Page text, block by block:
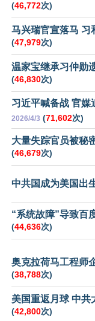
(46,772次)
马兴瑞官宣落马 习
(47,979次)
温家宝继承习仲勋
(46,830次)
习近平喊备战 官媒
2026/4/3 (71,602次)
大量失踪官员被秘
(46,679次)
中共国成为美国出
“系统故障”导致百
(44,636次)
奥克拉荷马工程师
(38,788次)
美国重返月球 中共
(42,800次)